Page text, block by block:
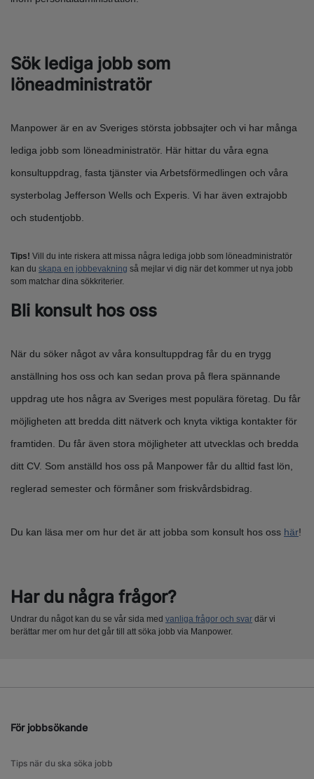
Sök lediga jobb som
löneadministratör
Manpower är en av Sveriges största jobbsajter och vi har många
lediga jobb som löneadministratör. Här hittar du våra egna
konsultuppdrag, fasta tjänster via Arbetsförmedlingen och våra
systerbolag Jefferson Wells och Experis. Vi har även extrajobb
och studentjobb.
Tips! Vill du inte riskera att missa några lediga jobb som löneadministratör
kan du skapa en jobbevakning så mejlar vi dig när det kommer ut nya jobb
som matchar dina sökkriterier.
Bli konsult hos oss
När du söker något av våra konsultuppdrag får du en trygg
anställning hos oss och kan sedan prova på flera spännande
uppdrag ute hos några av Sveriges mest populära företag. Du får
möjligheten att bredda ditt nätverk och knyta viktiga kontakter för
framtiden. Du får även stora möjligheter att utvecklas och bredda
ditt CV. Som anställd hos oss på Manpower får du alltid fast lön,
reglerad semester och förmåner som friskvårdsbidrag.
Du kan läsa mer om hur det är att jobba som konsult hos oss här!
Har du några frågor?
Undrar du något kan du se vår sida med vanliga frågor och svar där vi
berättar mer om hur det går till att söka jobb via Manpower.
För jobbsökande
Tips när du ska söka jobb